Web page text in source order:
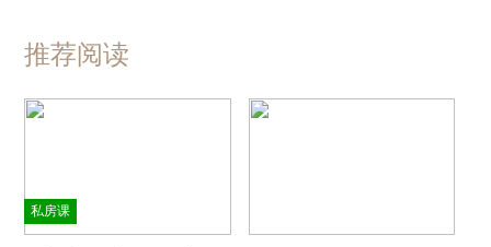
推荐阅读
私房课